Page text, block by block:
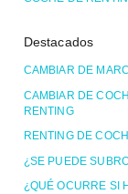
Destacados
CAMBIAR DE
CAMBIAR DE
RENTING
RENTING DE
¿SE PUEDE
¿QUÉ OCURRE SI